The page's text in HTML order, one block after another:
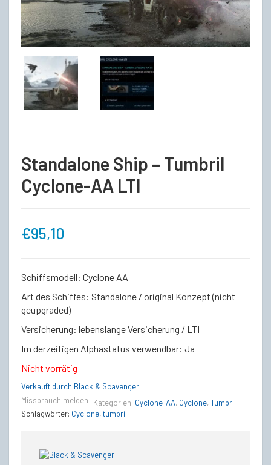
Standalone Ship – Tumbril
Cyclone-AA LTI
€95,10
Schiffsmodell: Cyclone AA
Art des Schiffes: Standalone / original Konzept (nicht
geupgraded)
Versicherung: lebenslange Versicherung / LTI
Im derzeitigen Alphastatus verwendbar: Ja
Nicht vorrätig
Verkauft durch Black & Scavenger
Missbrauch melden
Kategorien: Cyclone-AA, Cyclone, Tumbril
Schlagwörter: Cyclone,tumbril